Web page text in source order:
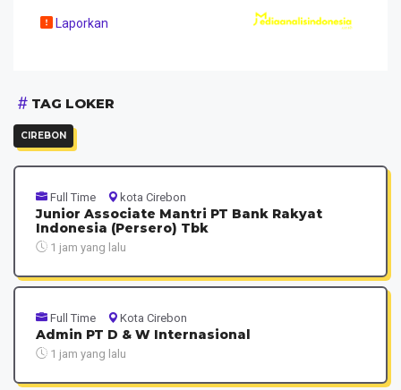
Laporkan
TAG LOKER
CIREBON
Full Time kota Cirebon
Junior Associate Mantri PT Bank Rakyat
Indonesia (Persero) Tbk
1 jam yang lalu
Full Time Kota Cirebon
Admin PT D & W Internasional
1 jam yang lalu